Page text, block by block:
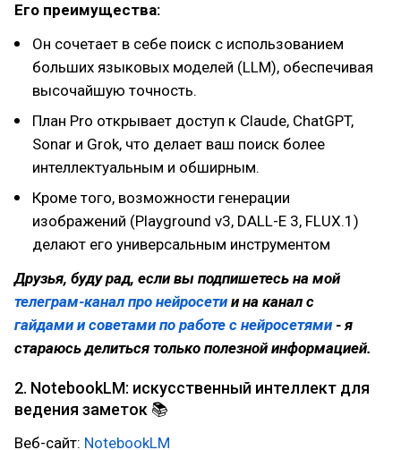
Его преимущества:
Он сочетает в себе поиск с использованием
больших языковых моделей (LLM), обеспечивая
высочайшую точность.
План Pro открывает доступ к Claude, ChatGPT,
Sonar и Grok, что делает ваш поиск более
интеллектуальным и обширным.
Кроме того, возможности генерации
изображений (Playground v3, DALL-E 3, FLUX.1)
делают его универсальным инструментом
Друзья, буду рад, если вы подпишетесь на мой
телеграм-канал про нейросети и на канал с
гайдами и советами по работе с нейросетями - я
стараюсь делиться только полезной информацией.
2. NotebookLM: искусственный интеллект для
ведения заметок 📚
Веб-сайт: NotebookLM